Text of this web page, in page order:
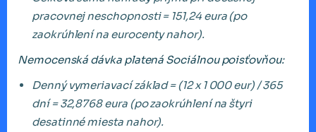
pracovnej neschopnosti = 151,24 eura (po
zaokrúhlení na eurocenty nahor).
Nemocenská dávka platená Sociálnou poisťovňou:
Denný vymeriavací základ = (12 x 1 000 eur) / 365
dní = 32,8768 eura (po zaokrúhlení na štyri
desatinné miesta nahor).